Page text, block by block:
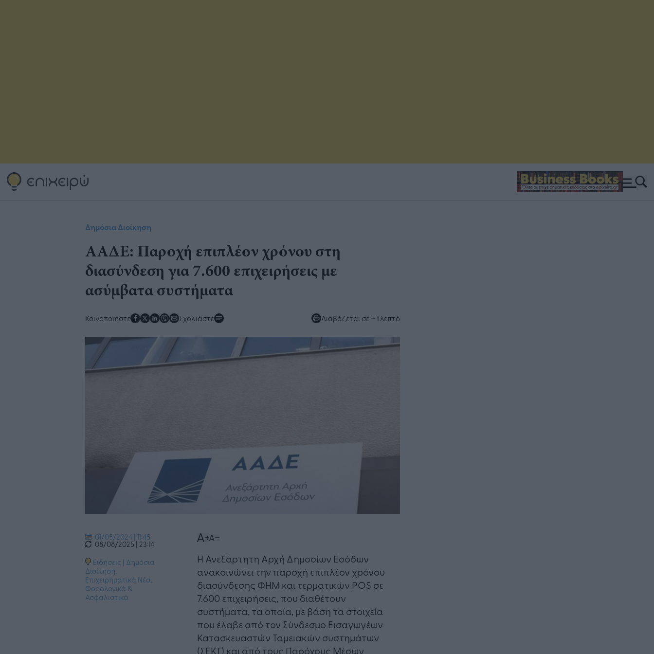
Δημόσια Διοίκηση
ΑΑΔΕ: Παροχή επιπλέον χρόνου στη
διασύνδεση για 7.600 επιχειρήσεις με
ασύμβατα συστήματα
Κοινοποιήστε Σχολιάστε Διαβάζεται σε ~ 1 λεπτό
01/05/2024 | 11:45
08/08/2025 | 23:14
Ειδήσεις | Δημόσια
Διοίκηση,
Επιχειρηματικά Νέα,
Φορολογικά &
Ασφαλιστικά
Η Ανεξάρτητη Αρχή Δημοσίων Εσόδων
ανακοινώνει την παροχή επιπλέον χρόνου
διασύνδεσης ΦΗΜ και τερματικών POS σε
7.600 επιχειρήσεις, που διαθέτουν
συστήματα, τα οποία, με βάση τα στοιχεία
που έλαβε από τον Σύνδεσμο Εισαγωγέων
Κατασκευαστών Ταμειακών συστημάτων
(ΣΕΚΤ) και από τους Παρόχους Μέσων